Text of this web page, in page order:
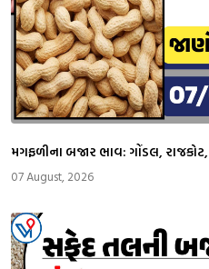
મગફળીના બજાર ભાવ: ગોંડલ,
07 August, 2026